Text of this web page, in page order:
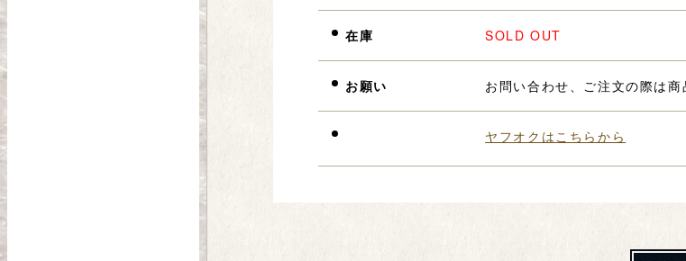
在庫 SOLD OUT
お願い お問い合わせ、ご注文の際は商
ヤフオクはこちらから